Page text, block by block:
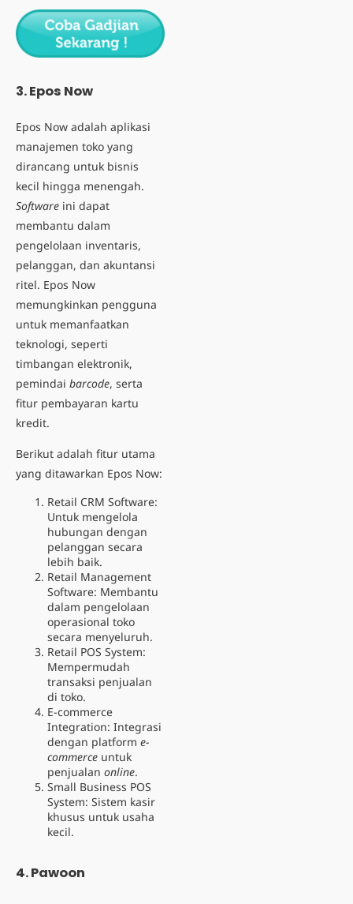
3.Epos Now
Epos Now adalah aplikasi
manajemen toko yang
dirancang untuk bisnis
kecil hingga menengah.
Software ini dapat
membantu dalam
pengelolaan inventaris,
pelanggan, dan akuntansi
ritel. Epos Now
memungkinkan pengguna
untuk memanfaatkan
teknologi, seperti
timbangan elektronik,
pemindai barcode, serta
fitur pembayaran kartu
kredit.
Berikut adalah fitur utama
yang ditawarkan Epos Now:
Retail CRM Software:
Untuk mengelola
hubungan dengan
pelanggan secara
lebih baik.
Retail Management
Software: Membantu
dalam pengelolaan
operasional toko
secara menyeluruh.
Retail POS System:
Mempermudah
transaksi penjualan
di toko.
E-commerce
Integration: Integrasi
dengan platform e-
commerce untuk
penjualan online.
Small Business POS
System: Sistem kasir
khusus untuk usaha
kecil.
4.Pawoon